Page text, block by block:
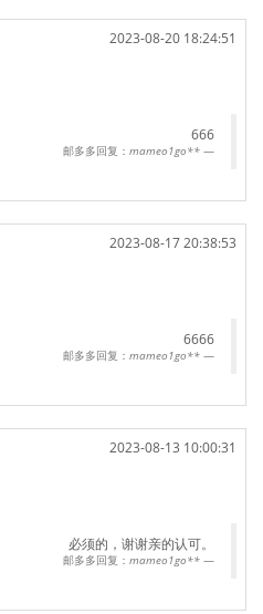
2023-08-20 18:24:51
666
邮多多回复： mameo1go**
2023-08-17 20:38:53
6666
邮多多回复： mameo1go**
2023-08-13 10:00:31
必须的，谢谢亲的认可。
邮多多回复： mameo1go**